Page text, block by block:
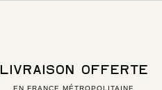
LIVRAISON OFFERTE
EN FRANCE MÉTROPOLITAINE